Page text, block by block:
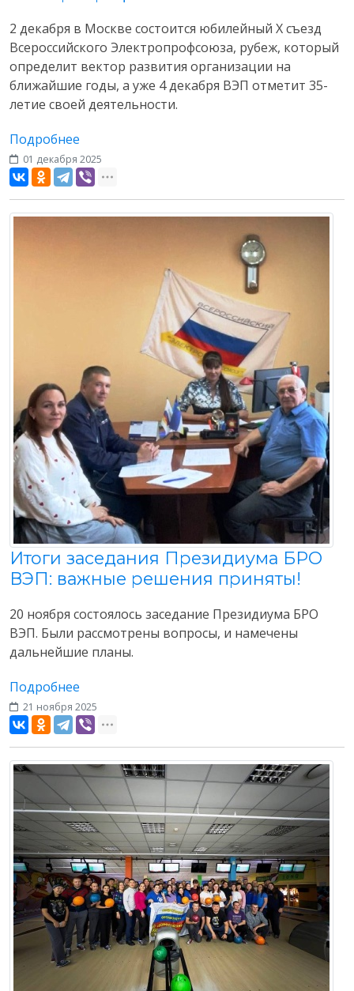
2 декабря в Москве состоится юбилейный X съезд
Всероссийского Электропрофсоюза, рубеж, который
определит вектор развития организации на
ближайшие годы, а уже 4 декабря ВЭП отметит 35-
летие своей деятельности.
Подробнее
01 декабря 2025
Итоги заседания Президиума БРО
ВЭП: важные решения приняты!
20 ноября состоялось заседание Президиума БРО
ВЭП. Были рассмотрены вопросы, и намечены
дальнейшие планы.
Подробнее
21 ноября 2025